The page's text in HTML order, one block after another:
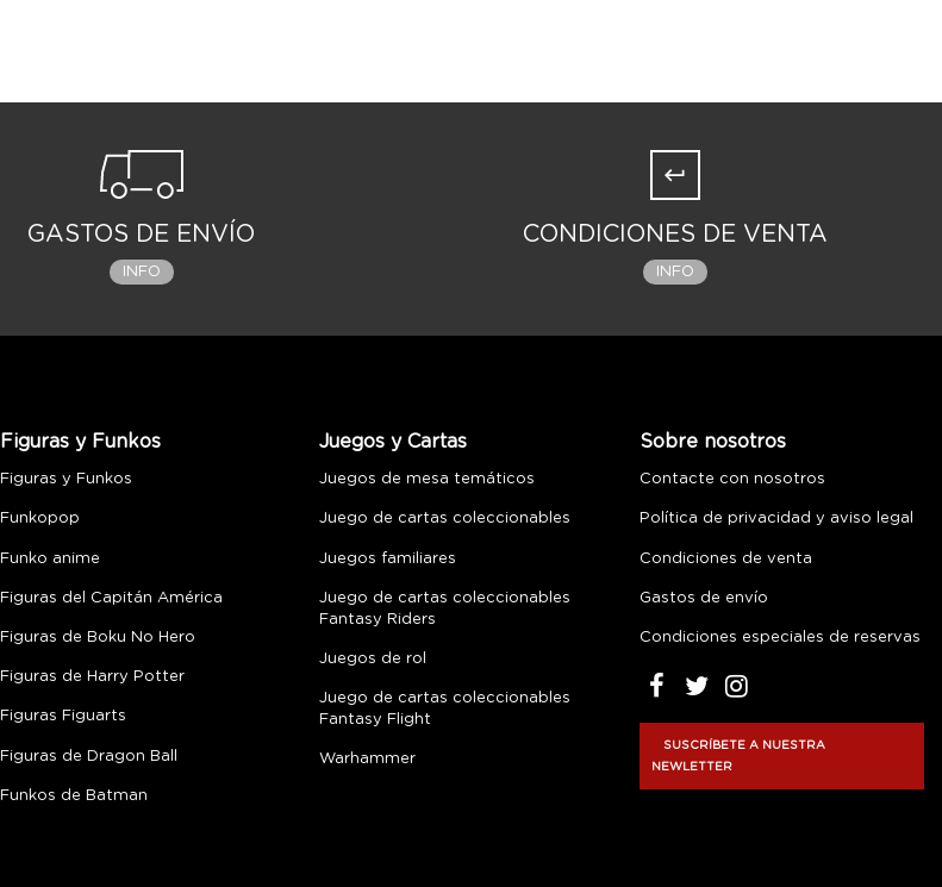
GASTOS DE ENVÍO
INFO
CONDICIONES DE VENTA
INFO
Figuras y Funkos
Figuras y Funkos
Funkopop
Funko anime
Figuras del Capitán América
Figuras de Boku No Hero
Figuras de Harry Potter
Figuras Figuarts
Figuras de Dragon Ball
Funkos de Batman
Juegos y Cartas
Juegos de mesa temáticos
Juego de cartas coleccionables
Juegos familiares
Juego de cartas coleccionables
Fantasy Riders
Juegos de rol
Juego de cartas coleccionables
Fantasy Flight
Warhammer
Sobre nosotros
Contacte con nosotros
Política de privacidad y aviso legal
Condiciones de venta
Gastos de envío
Condiciones especiales de reservas
SUSCRÍBETE A NUESTRA
NEWLETTER